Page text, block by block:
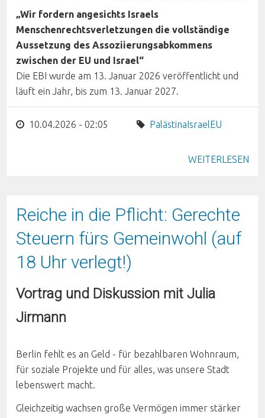
„Wir fordern angesichts Israels
Menschenrechtsverletzungen die vollständige
Aussetzung des Assoziierungsabkommens
zwischen der EU und Israel“
Die EBI wurde am 13. Januar 2026 veröffentlicht und
läuft ein Jahr, bis zum 13. Januar 2027.
10.04.2026 - 02:05 PalästinaIsraelEU
WEITERLESEN
Reiche in die Pflicht: Gerechte
Steuern fürs Gemeinwohl (auf
18 Uhr verlegt!)
Vortrag und Diskussion mit Julia
Jirmann
Berlin fehlt es an Geld - für bezahlbaren Wohnraum,
für soziale Projekte und für alles, was unsere Stadt
lebenswert macht.
Gleichzeitig wachsen große Vermögen immer stärker